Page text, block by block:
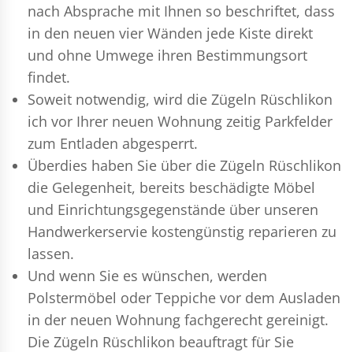
nach Absprache mit Ihnen so beschriftet, dass
in den neuen vier Wänden jede Kiste direkt
und ohne Umwege ihren Bestimmungsort
findet.
Soweit notwendig, wird die Zügeln Rüschlikon
ich vor Ihrer neuen Wohnung zeitig Parkfelder
zum Entladen abgesperrt.
Überdies haben Sie über die Zügeln Rüschlikon
die Gelegenheit, bereits beschädigte Möbel
und Einrichtungsgegenstände über unseren
Handwerkerservie kostengünstig reparieren zu
lassen.
Und wenn Sie es wünschen, werden
Polstermöbel oder Teppiche vor dem Ausladen
in der neuen Wohnung fachgerecht gereinigt.
Die Zügeln Rüschlikon beauftragt für Sie